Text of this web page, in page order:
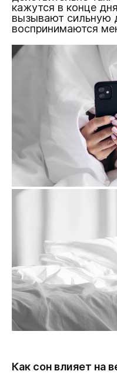
кажутся в конце
вызывают сильную
воспринимаются
Как сон влияет на